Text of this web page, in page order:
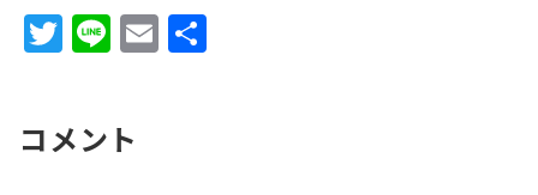
T
w
te
Li
n
E
m
コメント